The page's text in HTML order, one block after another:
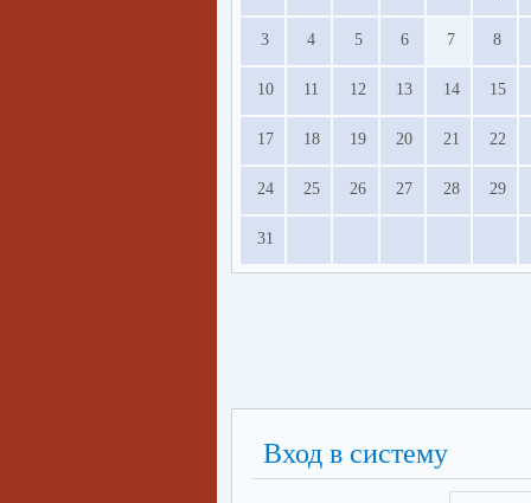
3 4 5 6 7 8
10 11 12 13 14 15
17 18 19 20 21 22
24 25 26 27 28 29
31
Вход в систему